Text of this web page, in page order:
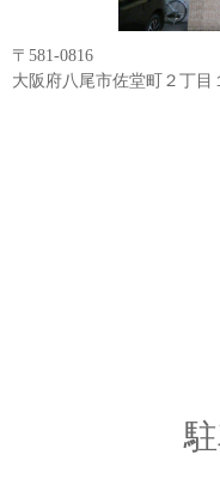
〒581-0816
大阪府八尾市佐堂町２丁目